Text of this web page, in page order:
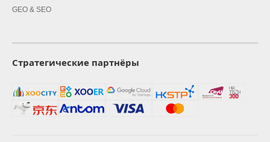
GEO & SEO
Стратегические партнёры